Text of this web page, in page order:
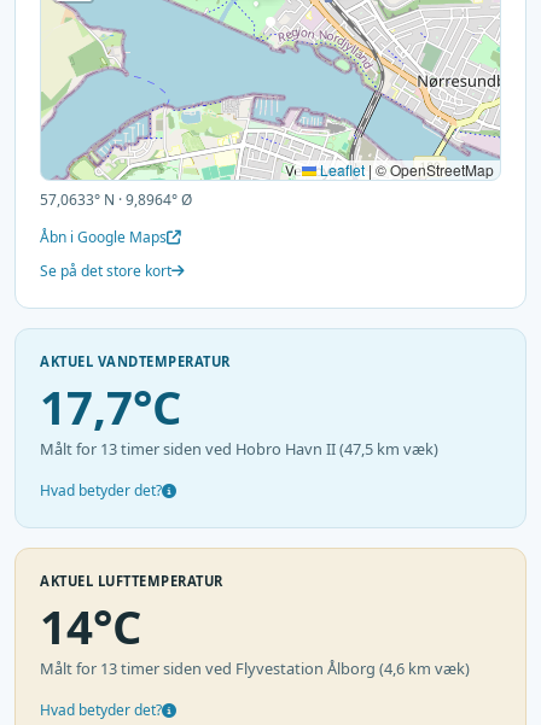
Leaflet | © OpenStreetMap
57,0633° N · 9,8964° Ø
Åbn i Google Maps
Se på det store kort
AKTUEL VANDTEMPERATUR
17,7°C
Målt for 13 timer siden ved Hobro Havn II (47,5 km væk)
Hvad betyder det?
AKTUEL LUFTTEMPERATUR
14°C
Målt for 13 timer siden ved Flyvestation Ålborg (4,6 km væk)
Hvad betyder det?